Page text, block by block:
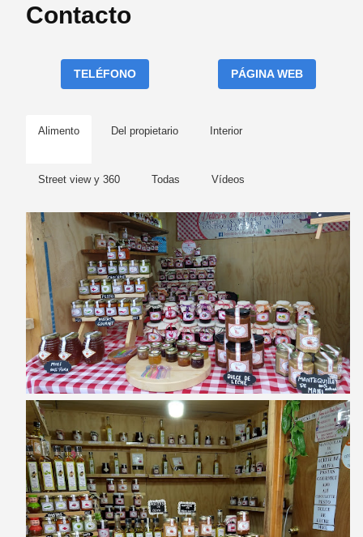
Contacto
TELÉFONO PÁGINA WEB
Alimento Del propietario Interior
Street view y 360 Todas Vídeos